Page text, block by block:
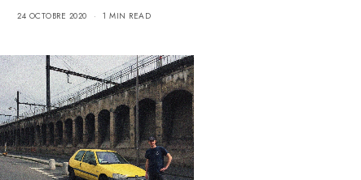
24 OCTOBRE 2020 1 MIN READ